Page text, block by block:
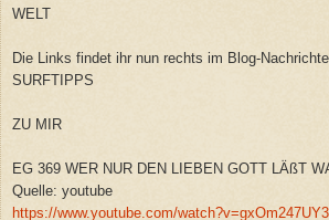
WELT
Die Links findet ihr nun rechts im Blog-
SURFTIPPS
ZU MIR
EG 369 WER NUR DEN LIEBEN GOTT LÄßT
Quelle: youtube
https://www.youtube.com/